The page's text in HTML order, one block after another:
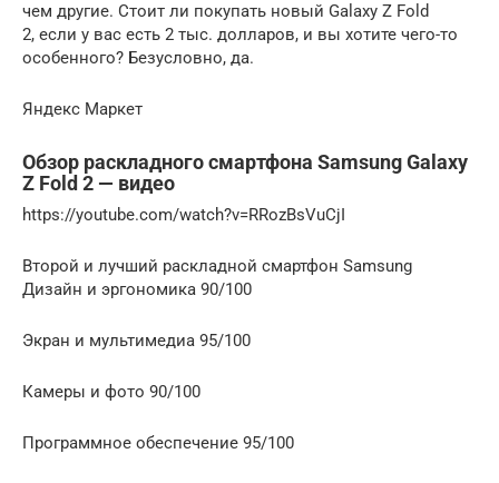
чем другие. Стоит ли покупать новый Galaxy Z Fold
2, если у вас есть 2 тыс. долларов, и вы хотите чего-то
особенного? Безусловно, да.
Яндекс Маркет
Обзор раскладного смартфона Samsung Galaxy
Z Fold 2 — видео
https://youtube.com/watch?v=RRozBsVuCjI
Второй и лучший раскладной смартфон Samsung
Дизайн и эргономика 90/100
Экран и мультимедиа 95/100
Камеры и фото 90/100
Программное обеспечение 95/100